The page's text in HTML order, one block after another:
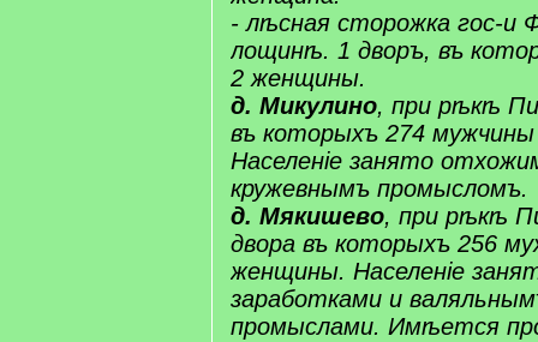
- лѣсная сторожка гос-и
лощинѣ. 1 дворъ, въ
2 женщины.
​д.​ ​Микулино, при рѣкѣ
въ которыхъ 274
Населеніе занято
кружевнымъ промысломъ.
​д.​ ​​Мякишево​, при рѣкѣ
двора въ которыхъ 256
женщины. Населеніе
заработками и
промыслами. Имѣется